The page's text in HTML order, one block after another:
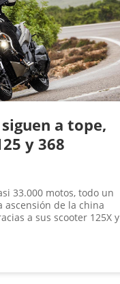
a tope,
y 368
33.000 motos, todo un
ascensión de la china
a sus scooter 125X y